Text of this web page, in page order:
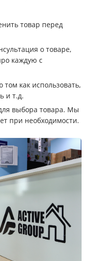
товар перед
о товаре,
каждую с
том как использовать,
и т.д.
выбора товара. Мы
при необходимости.